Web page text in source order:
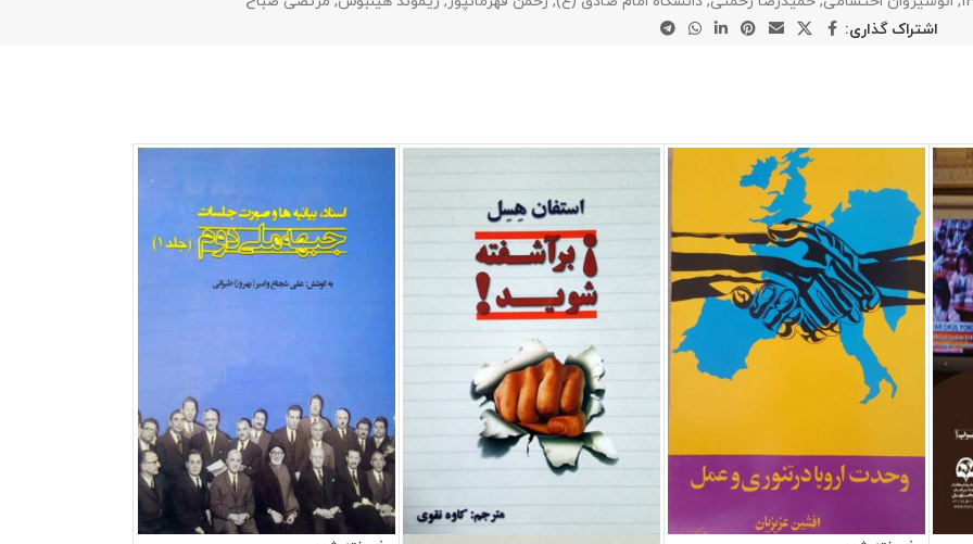
اشتراک گذاری: